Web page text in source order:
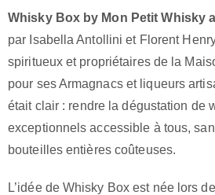
Whisky Box by Mon Petit Whisky
par Isabella Antollini et Florent
spiritueux et propriétaires de la
pour ses Armagnacs et liqueurs
était clair : rendre la dégustation de
exceptionnels accessible à tous,
bouteilles entières coûteuses.
L’idée de Whisky Box est née lors